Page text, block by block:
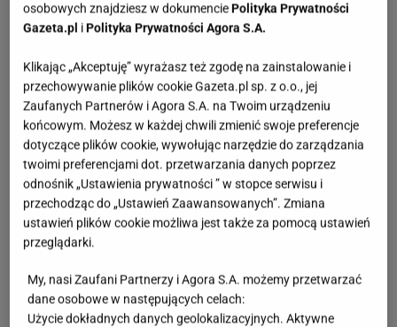
osobowych znajdziesz w dokumenciePolityka Prywatności
Gazeta.pl iPolityka Prywatności Agora S.A.
Klikając „Akceptuję” wyrażasz też zgodę na zainstalowanie i
przechowywanie plików cookie Gazeta.pl sp. z o.o., jej
Zaufanych Partnerów i Agora S.A. na Twoim urządzeniu
końcowym. Możesz w każdej chwili zmienić swoje preferencje
dotyczące plików cookie, wywołując narzędzie do zarządzania
twoimi preferencjami dot. przetwarzania danych poprzez
odnośnik „Ustawienia prywatności ” w stopce serwisu i
przechodząc do „Ustawień Zaawansowanych”. Zmiana
ustawień plików cookie możliwa jest także za pomocą ustawień
przeglądarki.
My, nasi Zaufani Partnerzy i Agora S.A. możemy przetwarzać
dane osobowe w następujących celach:
Użycie dokładnych danych geolokalizacyjnych. Aktywne